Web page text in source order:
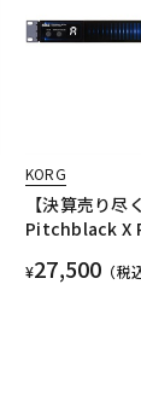
KORG
【決算売り尽
Pitchblack X
¥27,500 （税